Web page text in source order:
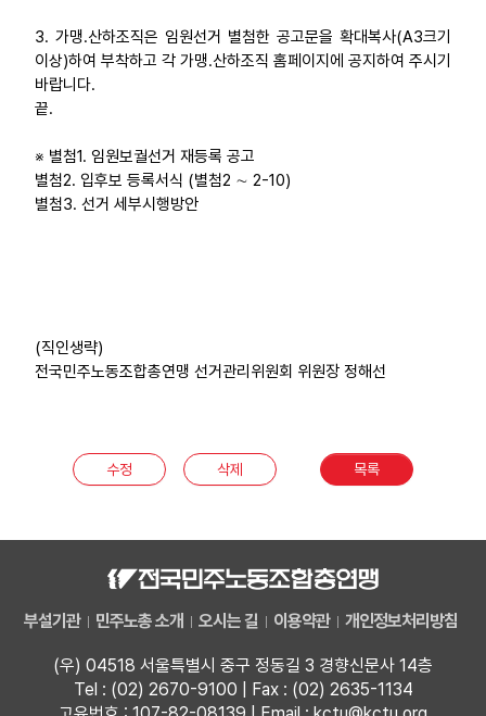
3. 가맹․산하조직은 임원선거 별첨한 공고문을 확대복사(A3크기
이상)하여 부착하고 각 가맹․산하조직 홈페이지에 공지하여 주시기
바랍니다.
끝.
※ 별첨1. 임원보궐선거 재등록 공고
별첨2. 입후보 등록서식 (별첨2 ∼ 2-10)
별첨3. 선거 세부시행방안
(직인생략)
전국민주노동조합총연맹 선거관리위원회 위원장 정해선
수정 삭제 목록
부설기관 민주노총 소개 오시는 길 이용약관 개인정보처리방침
(우) 04518 서울특별시 중구 정동길 3 경향신문사 14층
Tel : (02) 2670-9100 | Fax : (02) 2635-1134